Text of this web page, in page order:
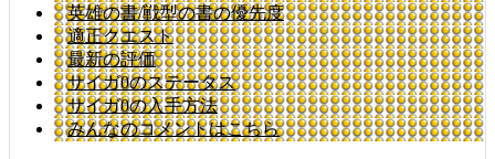
英雄の書/戦型の書の優先度
適正クエスト
最新の評価
サイガ0のステータス
サイガ0の入手方法
みんなのコメントはこちら